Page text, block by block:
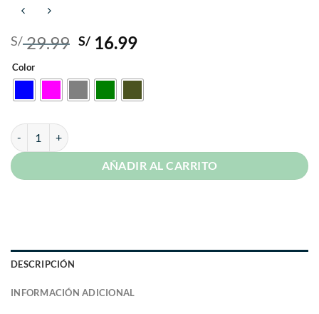
S/29.99 El
original
S/ 16.99El
actual
Color
Correa Para Xiaomi Mi Band 5 y 6 Camuflado Transparente Diseño
AÑADIR AL CARRITO
DESCRIPCIÓN
INFORMACIÓN ADICIONAL